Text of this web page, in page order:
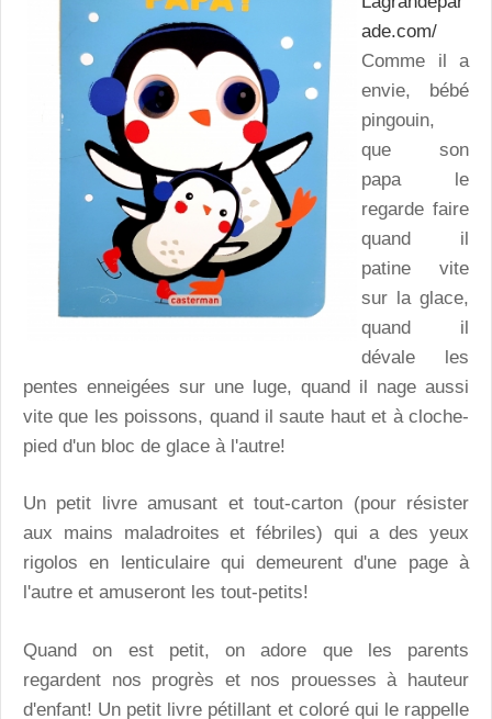
ade.com/
Comme il a
envie, bébé
pingouin,
que son
papa le
regarde faire
quand il
patine vite
sur la glace,
quand il
dévale les
pentes enneigées sur une luge, quand il nage aussi
vite que les poissons, quand il saute haut et à cloche-
pied d'un bloc de glace à l'autre!
Un petit livre amusant et tout-carton (pour résister
aux mains maladroites et fébriles) qui a des yeux
rigolos en lenticulaire qui demeurent d'une page à
l'autre et amuseront les tout-petits!
Quand on est petit, on adore que les parents
regardent nos progrès et nos prouesses à hauteur
d'enfant! Un petit livre pétillant et coloré qui le rappelle